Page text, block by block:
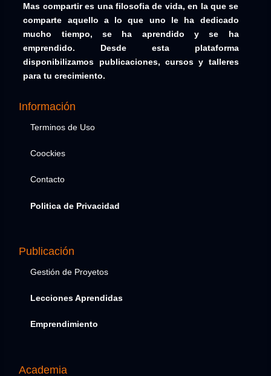
Mas compartir es una filosofia de vida, en la que se
comparte aquello a lo que uno le ha dedicado
mucho tiempo, se ha aprendido y se ha
emprendido. Desde esta plataforma
disponibilizamos publicaciones, cursos y talleres
para tu crecimiento.
Información
Terminos de Uso
Coockies
Contacto
Politica de Privacidad
Publicación
Gestión de Proyetos
Lecciones Aprendidas
Emprendimiento
Academia